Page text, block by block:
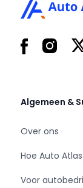
Facebook X
Algemeen &
Over ons
Hoe Auto
Voor